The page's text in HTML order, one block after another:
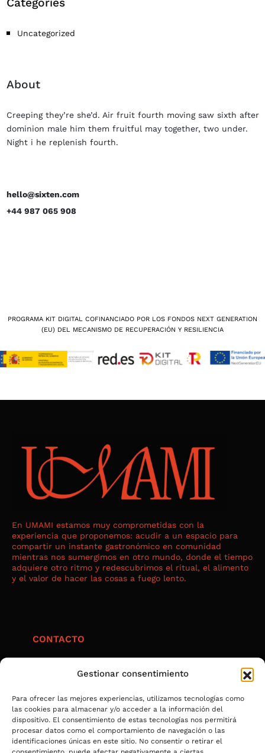
Gestionar consentimiento
Para ofrecer las mejores experiencias, utilizamos tecnologías como
las cookies para almacenar y/o acceder a la información del
dispositivo. El consentimiento de estas tecnologías nos permitirá
procesar datos como el comportamiento de navegación o las
identificaciones únicas en este sitio. No consentir o retirar el
Uncategorized
About
Creeping they’re she’d. Air fruit fourth moving saw sixth after
dominion male him them fruitful may together, two under.
Night i he replenish fourth.
hello@sixten.com
+44 987 065 908
PROGRAMA KIT DIGITAL COFINANCIADO POR LOS FONDOS NEXT GENERATION
(EU) DEL MECANISMO DE RECUPERACIÓN Y RESILIENCIA
En UMAMI estamos muy comprometidas con la
experiencia que proponemos: acudir a un espacio para
compartir un instante gastronómico en comunidad
mientras nos sumergimos en otro mundo, donde el tiempo
adquiere otro ritmo y redescubrimos el ritual, el alimento
y el valor de hacer las cosas a fuego lento.
CONTACTO
@umami_art_gastro
+34 633 976 408
+34 617 546 759